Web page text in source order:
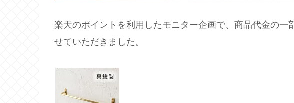
楽天のポイントを利用したモニター企画で、商品代金の一
せていただきました。